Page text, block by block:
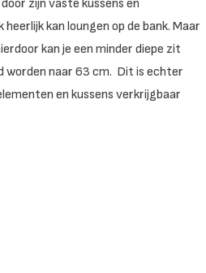
zijn vaste kussens en
kan loungen op de bank. Maar
kan je een minder diepe zit
worden naar 63 cm. Dit is echter
en kussens verkrijgbaar